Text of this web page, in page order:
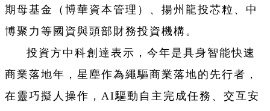
期母基金（博華資本管理）、揚州龍投芯粒、中
博聚力等國資與頭部財務投資機構。
投資方中科創達表示，今年是具身智能快速
商業落地年，星塵作為繩驅商業落地的先行者，
在靈巧擬人操作，AI驅動自主完成任務、交互安